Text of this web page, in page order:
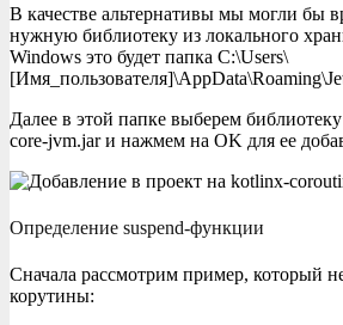
В качестве альтернативы мы могли бы
нужную библиотеку из локального
Windows это будет папка C:\Users\
Далее в этой папке выберем
core-jvm.jar и нажмем на OK для ее
Определение suspend-функции
Сначала рассмотрим пример, который
корутины: